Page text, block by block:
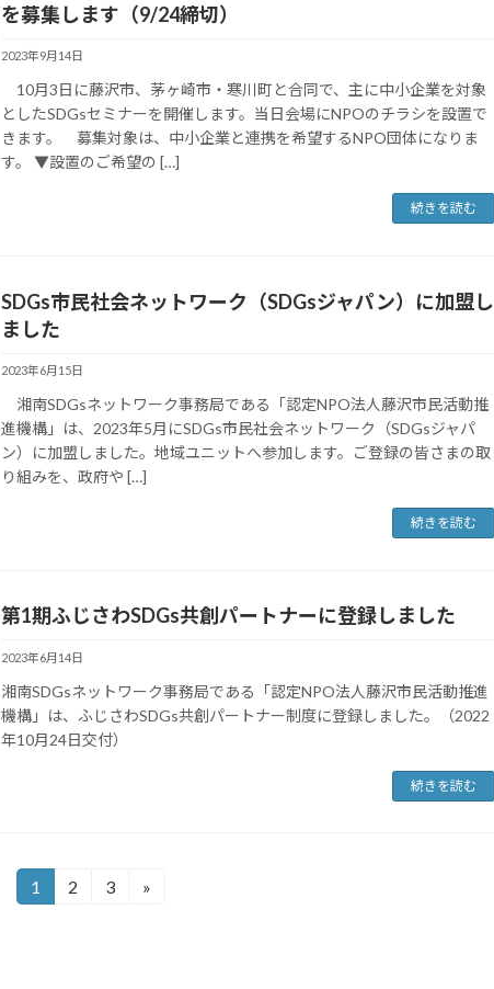
を募集します（9/24締切）
2023年9月14日
10月3日に藤沢市、茅ヶ崎市・寒川町と合同で、主に中小企業を対象
としたSDGsセミナーを開催します。当日会場にNPOのチラシを設置で
きます。 募集対象は、中小企業と連携を希望するNPO団体になりま
す。 ▼設置のご希望の […]
続きを読む
SDGs市民社会ネットワーク（SDGsジャパン）に加盟し
ました
2023年6月15日
湘南SDGsネットワーク事務局である「認定NPO法人藤沢市民活動推
進機構」は、2023年5月にSDGs市民社会ネットワーク（SDGsジャパ
ン）に加盟しました。地域ユニットへ参加します。ご登録の皆さまの取
り組みを、政府や […]
続きを読む
第1期ふじさわSDGs共創パートナーに登録しました
2023年6月14日
湘南SDGsネットワーク事務局である「認定NPO法人藤沢市民活動推進
機構」は、ふじさわSDGs共創パートナー制度に登録しました。（2022
年10月24日交付）
続きを読む
固
1
固
2
固
3 »